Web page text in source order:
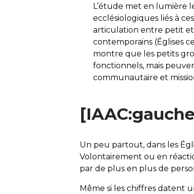
L’étude met en lumière
ecclésiologiques liés à
articulation entre petit et
contemporains (Églises
montre que les petits
fonctionnels, mais
communautaire et
Un peu partout, dans les
Volontairement ou en
par de plus en plus de
Même si les chiffres datent